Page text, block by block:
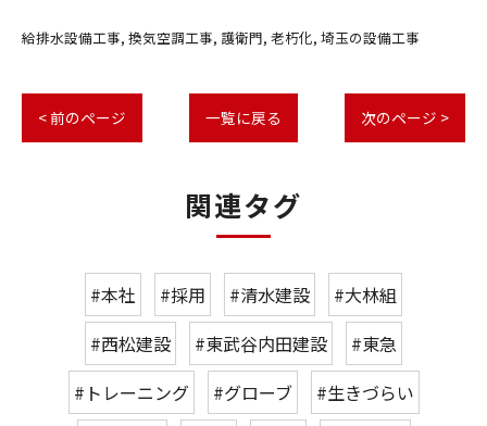
給排水設備工事 換気空調工事 護衛門 老朽化 埼玉の設備工事
< 前のページ 一覧に戻る 次のページ >
関連タグ
#本社 #採用 #清水建設
#大林組
#西松建設
#東武谷内田建設
#東急
#トレーニング
#グローブ
#生きづらい